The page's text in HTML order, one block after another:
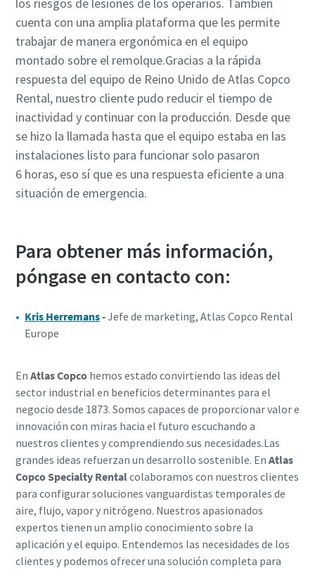
cuenta con una amplia plataforma que les permite
trabajar de manera ergonómica en el equipo
montado sobre el remolque.Gracias a la rápida
respuesta del equipo de Reino Unido de Atlas Copco
Rental, nuestro cliente pudo reducir el tiempo de
inactividad y continuar con la producción. Desde que
se hizo la llamada hasta que el equipo estaba en las
instalaciones listo para funcionar solo pasaron
6 horas, eso sí que es una respuesta eficiente a una
situación de emergencia.
Para obtener más información,
póngase en contacto con:
Kris Herremans-Jefe de marketing, Atlas Copco Rental
Europe
En Atlas Copcohemos estado convirtiendo las ideas del
sector industrial en beneficios determinantes para el
negocio desde 1873. Somos capaces de proporcionar valor e
innovación con miras hacia el futuro escuchando a
nuestros clientes y comprendiendo sus necesidades.Las
grandes ideas refuerzan un desarrollo sostenible. En Atlas
Copco Specialty Rentalcolaboramos con nuestros clientes
para configurar soluciones vanguardistas temporales de
aire, flujo, vapor y nitrógeno. Nuestros apasionados
expertos tienen un amplio conocimiento sobre la
aplicación y el equipo. Entendemos las necesidades de los
clientes y podemos ofrecer una solución completa para